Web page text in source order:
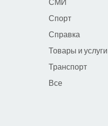
Спорт
Справка
Товары и услуги
Транспорт
Все